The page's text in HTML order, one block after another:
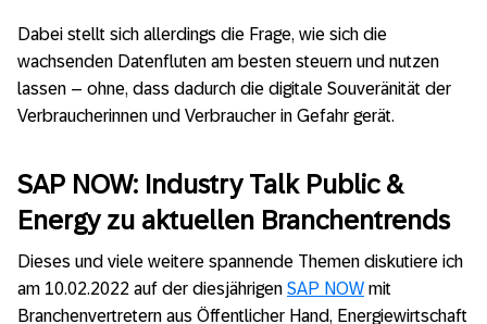
Dabei stellt sich allerdings die Frage, wie sich die
wachsenden Datenfluten am besten steuern und nutzen
lassen – ohne, dass dadurch die digitale Souveränität der
Verbraucherinnen und Verbraucher in Gefahr gerät.
SAP NOW: Industry Talk Public &
Energy zu aktuellen Branchentrends
Dieses und viele weitere spannende Themen diskutiere ich
am 10.02.2022 auf der diesjährigen SAP NOW mit
Branchenvertretern aus Öffentlicher Hand, Energiewirtschaft